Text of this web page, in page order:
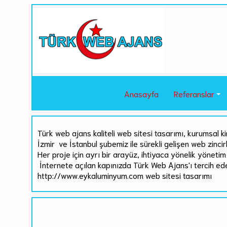
Anasayfa Referanslar
Türk web ajans kaliteli web sitesi tasarımı, kurumsal
İzmir ve İstanbul şubemiz ile sürekli gelişen web
Her proje için ayrı bir arayüz, ihtiyaca yönelik
İnternete açılan kapınızda Türk Web Ajans'ı tercih
http://www.eykaluminyum.com web sitesi tasarımı